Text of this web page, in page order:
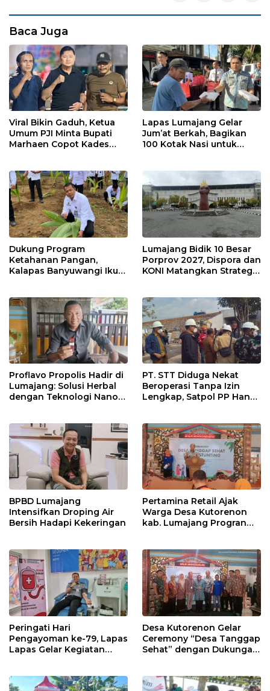
Baca Juga
Viral Bikin Gaduh, Ketua
Umum PJI Minta Bupati
Marhaen Copot Kades
Lapas Lumajang Gelar
Jum’at Berkah, Bagikan
100 Kotak Nasi untuk
Dukung Program
Ketahanan Pangan,
Kalapas Banyuwangi Ikuti
Ngajum
Lumajang Bidik 10 Besar
Porprov 2027, Dispora dan
KONI Matangkan Strategi
Proflavo Propolis Hadir di
Lumajang: Solusi Herbal
dengan Teknologi Nano
PT. STT Diduga Nekat
Beroperasi Tanpa Izin
Lengkap, Satpol PP Hanya
BPBD Lumajang
Intensifkan Droping Air
Bersih Hadapi Kekeringan
Pertamina Retail Ajak
Warga Desa Kutorenon
kab. Lumajang Progran
Darurat
Peringati Hari
Pengayoman ke-79, Lapas
Lapas Gelar Kegiatan
Desa Kutorenon Gelar
Ceremony “Desa Tanggap
Sehat” dengan Dukungan